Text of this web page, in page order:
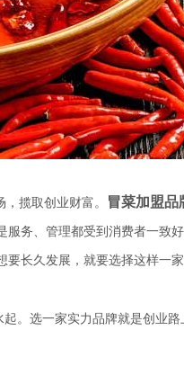
揽取创业财富。 冒菜加盟品
务、管理都受到消费者一致
长久发展，就要选择这样一家
。选一家实力品牌就是创业路